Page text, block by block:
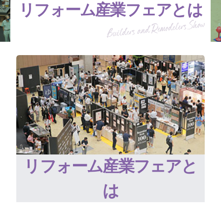
リフォーム産業フェアとは
リフォーム産業フェアと
は